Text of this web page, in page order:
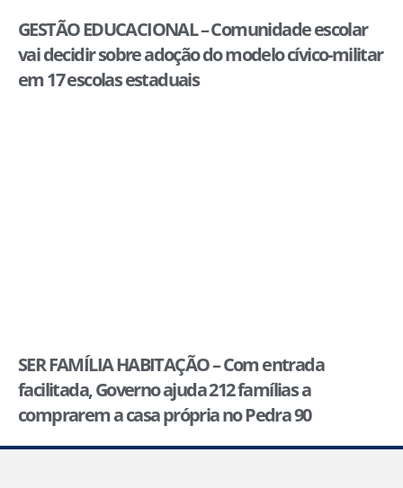
GESTÃO EDUCACIONAL – Comunidade escolar
vai decidir sobre adoção do modelo cívico-militar
em 17 escolas estaduais
SER FAMÍLIA HABITAÇÃO – Com entrada
facilitada, Governo ajuda 212 famílias a
comprarem a casa própria no Pedra 90